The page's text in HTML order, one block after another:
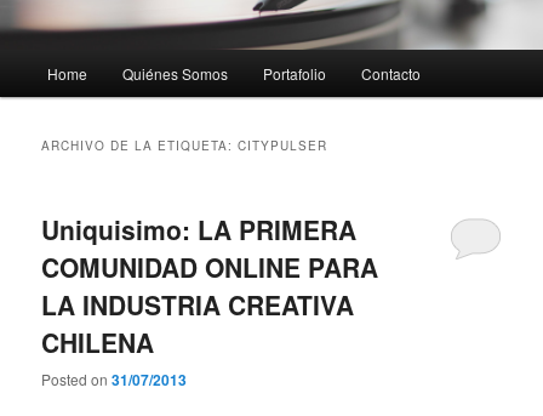
Ir al contenido principal
Ir al contenido secundario
Home Quiénes Somos Portafolio Contacto
ARCHIVO DE LA ETIQUETA:CITYPULSER
Uniquisimo: LA PRIMERA
COMUNIDAD ONLINE PARA
LA INDUSTRIA CREATIVA
CHILENA
Posted on31/07/2013